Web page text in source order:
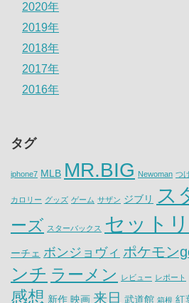
2020年
2019年
2018年
2017年
2016年
タグ
iphone7 MLB MR.BIG Newoman つ
カロリー グッズ ゲーム サザン ジブリ ス
ーズ スターバックス セット
ーチェ ボンジョヴィ ポケモン
ンチ ラーメン レビュー レポート
感想 新作 映画 来日 武道館 箱根 紅